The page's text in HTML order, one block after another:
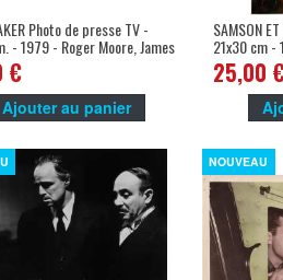
Photo de presse TV -
- 1979 - Roger Moore, James
€
Ajouter au panier
SAMSON
21x30 cm
Mature,
25,00
NOUVEAU